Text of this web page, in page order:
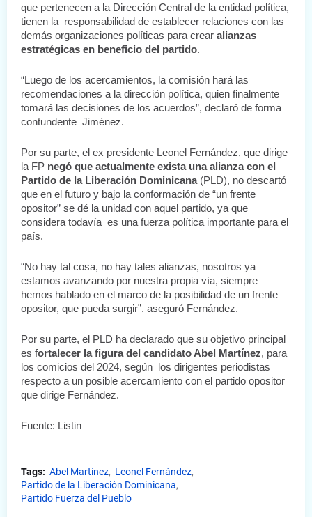
que pertenecen a la Dirección Central de la entidad política,
tienen la  responsabilidad de establecer relaciones con las
demás organizaciones políticas para crear alianzas
estratégicas en beneficio del partido.
“Luego de los acercamientos, la comisión hará las
recomendaciones a la dirección política, quien finalmente
tomará las decisiones de los acuerdos”, declaró de forma
contundente  Jiménez.
Por su parte, el ex presidente Leonel Fernández, que dirige
la FP negó que actualmente exista una alianza con el
Partido de la Liberación Dominicana (PLD), no descartó
que en el futuro y bajo la conformación de “un frente
opositor” se dé la unidad con aquel partido, ya que
considera todavía  es una fuerza política importante para el
país.
“No hay tal cosa, no hay tales alianzas, nosotros ya
estamos avanzando por nuestra propia vía, siempre
hemos hablado en el marco de la posibilidad de un frente
opositor, que pueda surgir”. aseguró Fernández.
Por su parte, el PLD ha declarado que su objetivo principal
es fortalecer la figura del candidato Abel Martínez, para
los comicios del 2024, según  los dirigentes periodistas
respecto a un posible acercamiento con el partido opositor
que dirige Fernández.
Fuente: Listin
Tags: Abel Martínez
Leonel Fernández
Partido de la Liberación Dominicana
Partido Fuerza del Pueblo